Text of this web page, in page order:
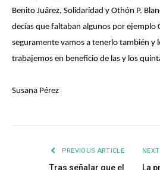
Benito Juárez, Solidaridad y Othón P.
decías que faltaban algunos por ejemplo
seguramente vamos a tenerlo también y
trabajemos en beneficio de las y los
Susana Pérez
PREVIOUS ARTICLE
Tras señalar que el
La